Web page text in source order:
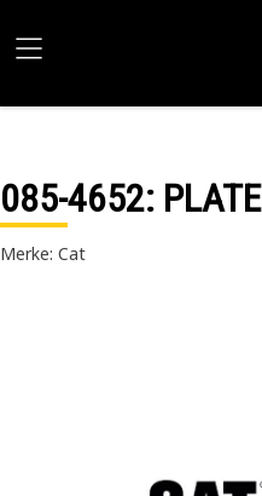
085-4652: PLATE
Merke: Cat